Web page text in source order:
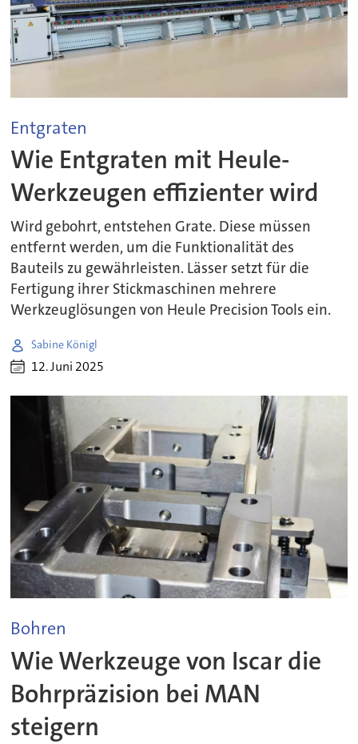
Entgraten
Wie Entgraten mit Heule-
Werkzeugen effizienter wird
Wird gebohrt, entstehen Grate. Diese müssen
entfernt werden, um die Funktionalität des
Bauteils zu gewährleisten. Lässer setzt für die
Fertigung ihrer Stickmaschinen mehrere
Werkzeuglösungen von Heule Precision Tools ein.
Sabine Königl
12. Juni 2025
Bohren
Wie Werkzeuge von Iscar die
Bohrpräzision bei MAN
steigern